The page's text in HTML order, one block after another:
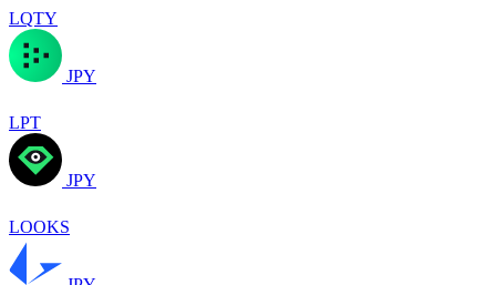
LQTY
JPY
LPT
JPY
LOOKS